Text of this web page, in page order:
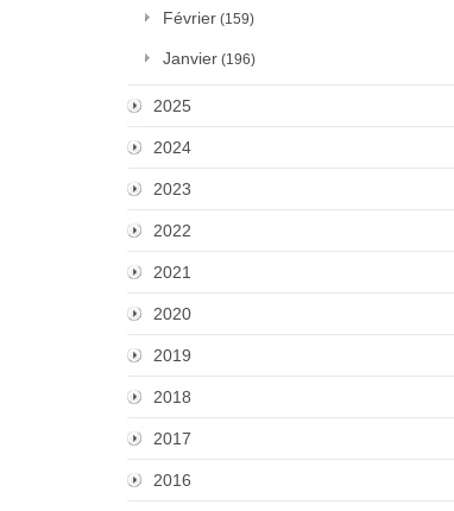
Février (159)
Janvier (196)
2025
2024
2023
2022
2021
2020
2019
2018
2017
2016